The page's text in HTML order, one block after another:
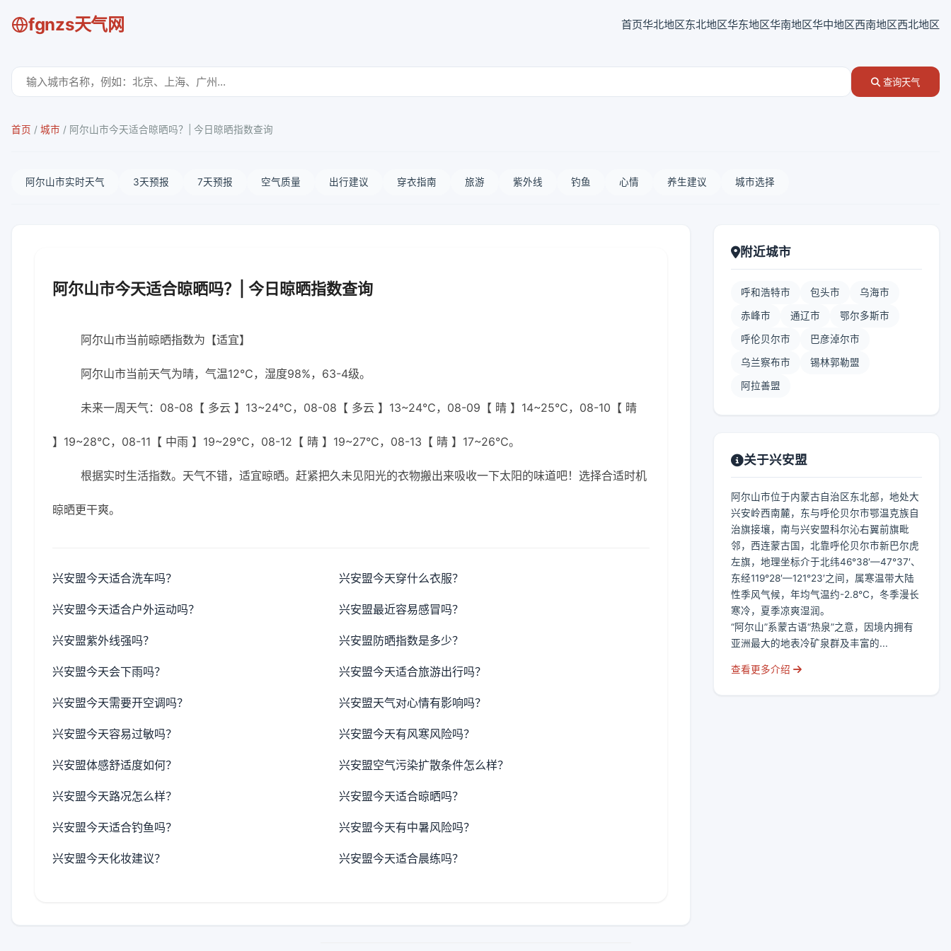
fgnzs天气网 首页华北地区东北地区华东地区华南地区华中地区西南地区西北地区
查询天气
首页 / 城市 / 阿尔山市今天适合晾晒吗？| 今日晾晒指数查询
阿尔山市实时天气 3天预报 7天预报 空气质量 出行建议 穿衣指南 旅游 紫外线 钓鱼 心情 养生建议 城市选择
阿尔山市今天适合晾晒吗？| 今日晾晒指数查询
阿尔山市当前晾晒指数为【适宜】
阿尔山市当前天气为晴，气温12℃，湿度98%，63-4级。
未来一周天气：08-08【 多云 】13~24℃，08-08【 多云 】13~24℃，08-09【 晴 】14~25℃，08-10【 晴
】19~28℃，08-11【 中雨 】19~29℃，08-12【 晴 】19~27℃，08-13【 晴 】17~26℃。
根据实时生活指数。天气不错，适宜晾晒。赶紧把久未见阳光的衣物搬出来吸收一下太阳的味道吧！选择合适时机
晾晒更干爽。
兴安盟今天适合洗车吗？ 兴安盟今天穿什么衣服？
兴安盟今天适合户外运动吗？ 兴安盟最近容易感冒吗？
兴安盟紫外线强吗？ 兴安盟防晒指数是多少？
兴安盟今天会下雨吗？ 兴安盟今天适合旅游出行吗？
兴安盟今天需要开空调吗？ 兴安盟天气对心情有影响吗？
兴安盟今天容易过敏吗？ 兴安盟今天有风寒风险吗？
兴安盟体感舒适度如何？ 兴安盟空气污染扩散条件怎么样？
兴安盟今天路况怎么样？ 兴安盟今天适合晾晒吗？
兴安盟今天适合钓鱼吗？ 兴安盟今天有中暑风险吗？
兴安盟今天化妆建议？ 兴安盟今天适合晨练吗？
附近城市
呼和浩特市 包头市 乌海市
赤峰市 通辽市 鄂尔多斯市
呼伦贝尔市 巴彦淖尔市
乌兰察布市 锡林郭勒盟
阿拉善盟
关于兴安盟
阿尔山市位于内蒙古自治区东北部，地处大
兴安岭西南麓，东与呼伦贝尔市鄂温克族自
治旗接壤，南与兴安盟科尔沁右翼前旗毗
邻，西连蒙古国，北靠呼伦贝尔市新巴尔虎
左旗，地理坐标介于北纬46°38′—47°37′、
东经119°28′—121°23′之间，属寒温带大陆
性季风气候，年均气温约-2.8℃，冬季漫长
寒冷，夏季凉爽湿润。
“阿尔山”系蒙古语“热泉”之意，因境内拥有
亚洲最大的地表冷矿泉群及丰富的...
查看更多介绍